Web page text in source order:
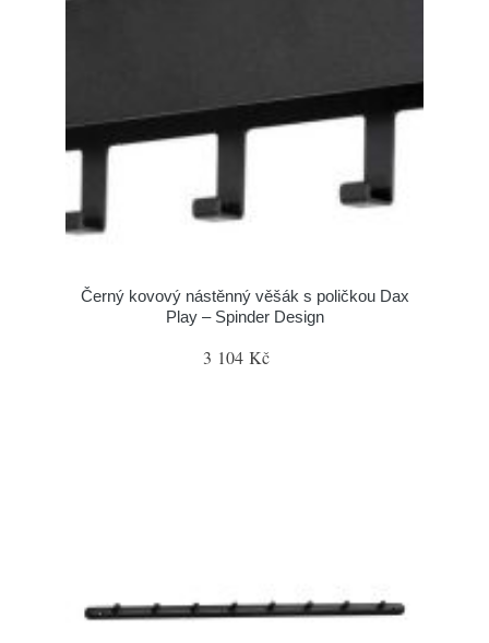
Černý kovový nástěnný věšák s poličkou Dax
Play – Spinder Design
3 104 Kč